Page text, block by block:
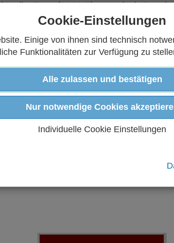
Cookie-Einstellungen
Einige von ihnen sind technisch
Funktionalitäten zur Verfügung zu
Alle zulassen und bestätigen
Nur notwendige Cookies
Individuelle Cookie Einstellungen
aller Fotos (21,3 MB) ist auch als
Denckmann in der Lübecker Online-
einer Teilnehmerin mit Überlegungen zur